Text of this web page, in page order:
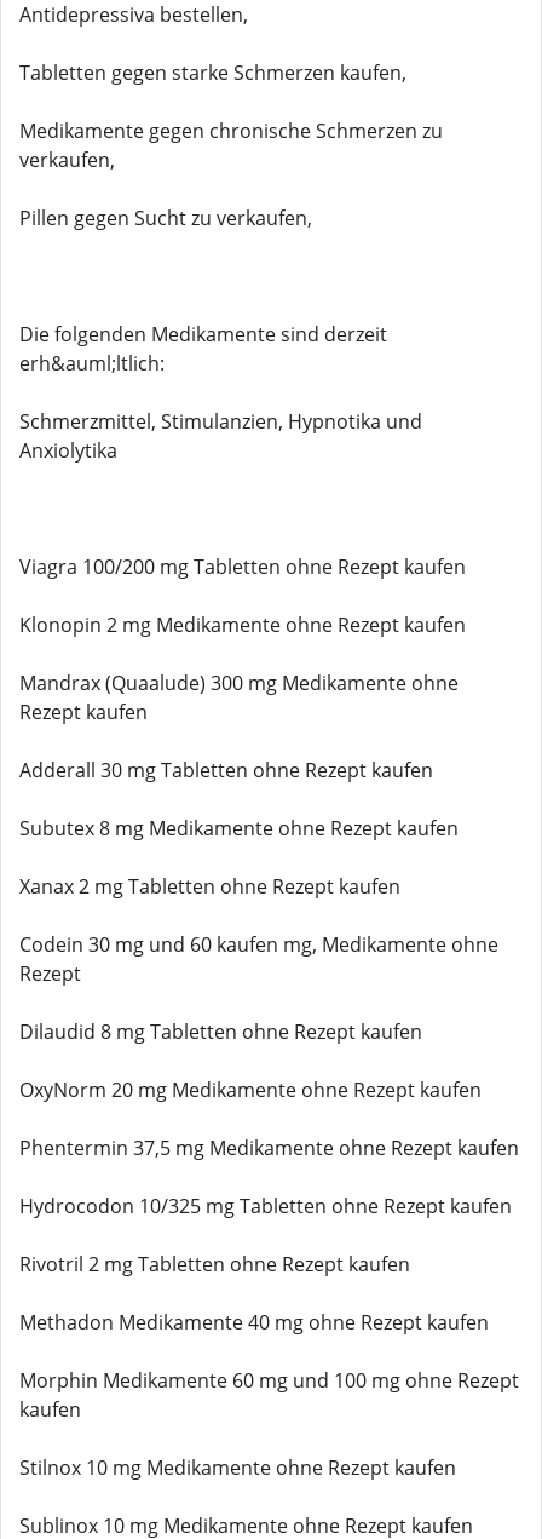
Antidepressiva bestellen,
Tabletten gegen starke Schmerzen kaufen,
Medikamente gegen chronische Schmerzen zu
verkaufen,
Pillen gegen Sucht zu verkaufen,
Die folgenden Medikamente sind derzeit
erh&auml;ltlich:
Schmerzmittel, Stimulanzien, Hypnotika und
Anxiolytika
Viagra 100/200 mg Tabletten ohne Rezept kaufen
Klonopin 2 mg Medikamente ohne Rezept kaufen
Mandrax (Quaalude) 300 mg Medikamente ohne
Rezept kaufen
Adderall 30 mg Tabletten ohne Rezept kaufen
Subutex 8 mg Medikamente ohne Rezept kaufen
Xanax 2 mg Tabletten ohne Rezept kaufen
Codein 30 mg und 60 kaufen mg, Medikamente ohne
Rezept
Dilaudid 8 mg Tabletten ohne Rezept kaufen
OxyNorm 20 mg Medikamente ohne Rezept kaufen
Phentermin 37,5 mg Medikamente ohne Rezept kaufen
Hydrocodon 10/325 mg Tabletten ohne Rezept kaufen
Rivotril 2 mg Tabletten ohne Rezept kaufen
Methadon Medikamente 40 mg ohne Rezept kaufen
Morphin Medikamente 60 mg und 100 mg ohne Rezept
kaufen
Stilnox 10 mg Medikamente ohne Rezept kaufen
Sublinox 10 mg Medikamente ohne Rezept kaufen